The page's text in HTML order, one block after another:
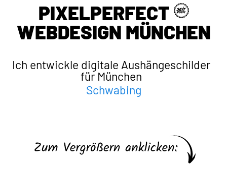
PIXELPERFECT
WEBDESIGN MÜNCHEN
Ich entwickle digitale Aushängeschilder
für München
Neuhausen
Thalkirchen
Altstadt